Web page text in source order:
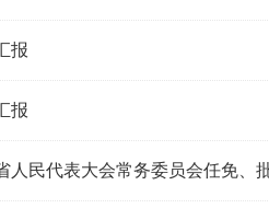
报
报
人民代表大会常务委员会任免、